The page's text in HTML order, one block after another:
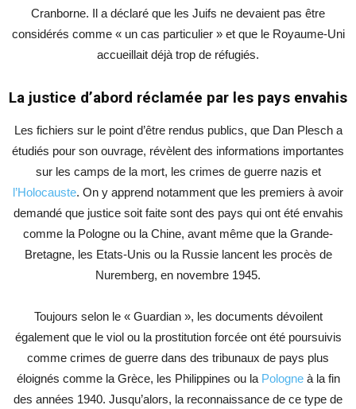
Cranborne. Il a déclaré que les Juifs ne devaient pas être
considérés comme « un cas particulier » et que le Royaume-Uni
accueillait déjà trop de réfugiés.
La justice d’abord réclamée par les pays envahis
Les fichiers sur le point d’être rendus publics, que Dan Plesch a
étudiés pour son ouvrage, révèlent des informations importantes
sur les camps de la mort, les crimes de guerre nazis et
l’Holocauste. On y apprend notamment que les premiers à avoir
demandé que justice soit faite sont des pays qui ont été envahis
comme la Pologne ou la Chine, avant même que la Grande-
Bretagne, les Etats-Unis ou la Russie lancent les procès de
Nuremberg, en novembre 1945.
Toujours selon le « Guardian », les documents dévoilent
également que le viol ou la prostitution forcée ont été poursuivis
comme crimes de guerre dans des tribunaux de pays plus
éloignés comme la Grèce, les Philippines ou la Pologneà la fin
des années 1940. Jusqu’alors, la reconnaissance de ce type de